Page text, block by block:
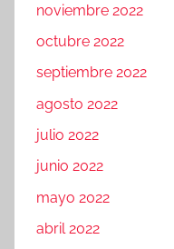
noviembre 2022
octubre 2022
septiembre 2022
agosto 2022
julio 2022
junio 2022
mayo 2022
abril 2022